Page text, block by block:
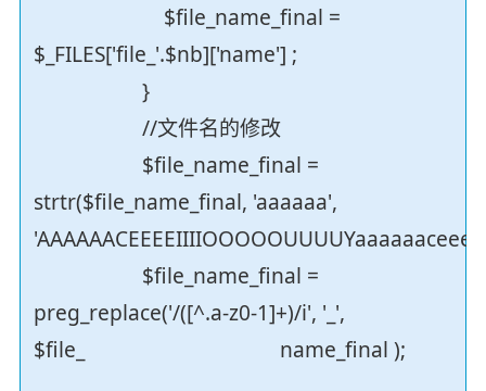
$file_name_final =
$_FILES['file_'.$nb]['name'] ;
}
//文件名的修改
$file_name_final =
strtr($file_name_final, 'aaaaaa',
$file_name_final =
preg_replace('/([^.a-z0-1]+)/i', '_',
$file_ name_final );